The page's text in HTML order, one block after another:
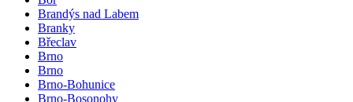
Brandýs nad Labem
Branky
Břeclav
Brno
Brno
Brno-Bohunice
Brno-Bosonohy